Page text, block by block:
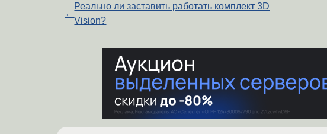
←
Реально ли заставить работать комплект 3D
Vision?